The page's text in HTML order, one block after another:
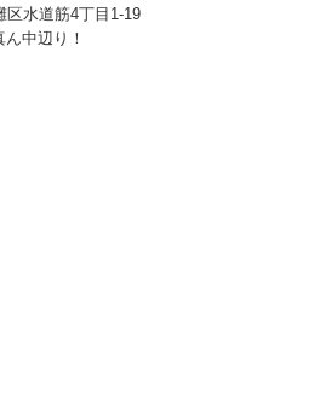
水道筋4丁目1‐19
中辺り！